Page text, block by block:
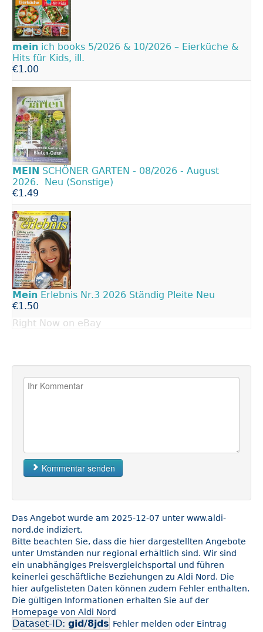
mein ich books 5/2026 & 10/2026 – Eierküche &
Hits für Kids, ill.
€1.00
MEIN SCHÖNER GARTEN - 08/2026 - August
2026. Neu (Sonstige)
€1.49
Mein Erlebnis Nr.3 2026 Ständig Pleite Neu
€1.50
Right Now on eBay
Kommentar senden
Das Angebot wurde am 2025-12-07 unter www.aldi-
nord.de indiziert.
Bitte beachten Sie, dass die hier dargestellten Angebote
unter Umständen nur regional erhältlich sind. Wir sind
ein unabhängiges Preisvergleichsportal und führen
keinerlei geschäftliche Beziehungen zu Aldi Nord. Die
hier aufgelisteten Daten können zudem Fehler enthalten.
Die gültigen Informationen erhalten Sie auf der
Homepage von Aldi Nord
Dataset-ID: gid/8jds Fehler melden oder Eintrag